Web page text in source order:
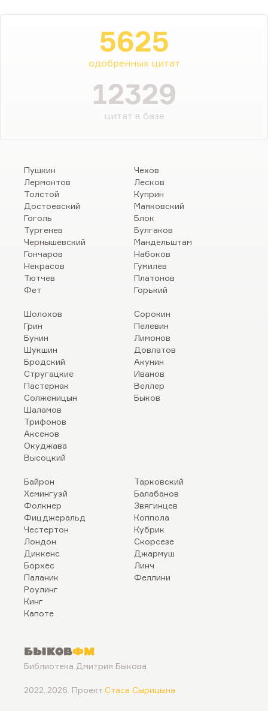
5625
одобренных цитат
12329
цитат в базе
Пушкин
Лермонтов
Толстой
Достоевский
Гоголь
Тургенев
Чернышевский
Гончаров
Некрасов
Тютчев
Фет
Чехов
Лесков
Куприн
Маяковский
Блок
Булгаков
Мандельштам
Набоков
Гумилев
Платонов
Горький
Шолохов
Грин
Бунин
Шукшин
Бродский
Стругацкие
Пастернак
Солженицын
Шаламов
Трифонов
Аксенов
Окуджава
Высоцкий
Сорокин
Пелевин
Лимонов
Довлатов
Акунин
Иванов
Веллер
Быков
Байрон
Хемингуэй
Фолкнер
Фицджеральд
Честертон
Лондон
Диккенс
Борхес
Паланик
Роулинг
Кинг
Капоте
Тарковский
Балабанов
Звягинцев
Коппола
Кубрик
Скорсезе
Джармуш
Линч
Феллини
БыковФМ
Библиотека Дмитрия Быкова
2022..2026. Проект Стаса Сырицына